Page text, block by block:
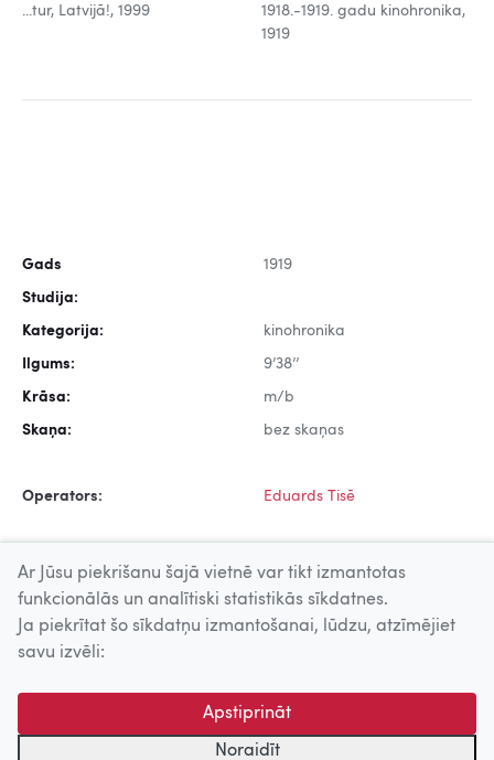
...tur, Latvijā!, 1999
1918.-1919. gadu kinohronika,
1919
Gads 1919
Studija:
Kategorija: kinohronika
Ilgums: 9’38’’
Krāsa: m/b
Skaņa: bez skaņas
Operators: Eduards Tisē
Uz augšu
© 2026 Nacionālais Kino centrs, Kultūras informācijas sistēmu
centrs. Sadarbības partneris: Latvijas Valsts
kinofotofonodokumentu arhīvs.
Ar Jūsu piekrišanu šajā vietnē var tikt izmantotas
funkcionālās un analītiski statistikās sīkdatnes.
Ja piekrītat šo sīkdatņu izmantošanai, lūdzu, atzīmējiet
savu izvēli:
Apstiprināt
Noraidīt